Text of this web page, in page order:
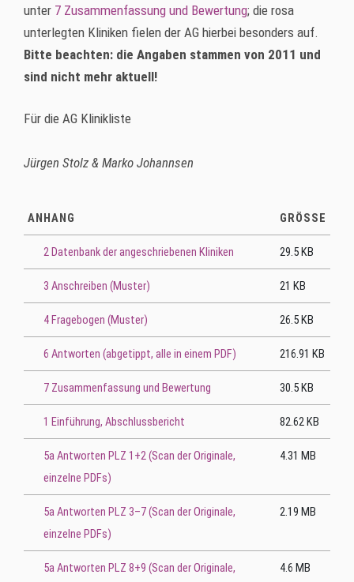
unter 7 Zusammenfassung und Bewertung; die rosa
unterlegten Kliniken fielen der AG hierbei besonders auf.
Bitte beachten: die Angaben stammen von 2011 und
sind nicht mehr aktuell!
Für die AG Klinikliste
Jürgen Stolz & Marko Johannsen
ANHANG GRÖSSE
2 Datenbank der angeschriebenen Kliniken 29.5 KB
3 Anschreiben (Muster) 21 KB
4 Fragebogen (Muster) 26.5 KB
6 Antworten (abgetippt, alle in einem PDF) 216.91 KB
7 Zusammenfassung und Bewertung 30.5 KB
1 Einführung, Abschlussbericht 82.62 KB
5a Antworten PLZ 1+2 (Scan der Originale,
einzelne PDFs)
4.31 MB
5a Antworten PLZ 3–7 (Scan der Originale,
einzelne PDFs)
2.19 MB
5a Antworten PLZ 8+9 (Scan der Originale,
4.6 MB